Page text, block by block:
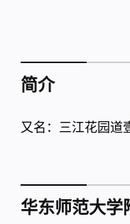
简介
又名：三江花园道
华东师范大